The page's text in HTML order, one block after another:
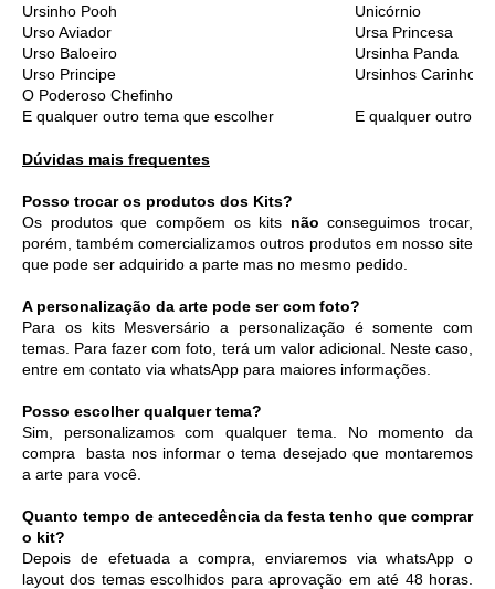
Ursinho Pooh
Unicórnio
Urso Aviador
Ursa Princesa
Urso Baloeiro
Ursinha Panda
Urso Principe
Ursinhos
O Poderoso Chefinho
E qualquer outro tema que escolher
E qualquer outro
Dúvidas mais frequentes
Posso trocar os produtos dos Kits?
Os produtos que compõem os kits não conseguimos trocar,
porém, também comercializamos outros produtos em nosso site
que pode ser adquirido a parte mas no mesmo pedido.
A personalização da arte pode ser com foto?
Para os kits Mesversário a personalização é somente com
temas. Para fazer com foto, terá um valor adicional. Neste caso,
entre em contato via whatsApp para maiores informações.
Posso escolher qualquer tema?
Sim, personalizamos com qualquer tema. No momento da
compra  basta nos informar o tema desejado que montaremos
a arte para você.
Quanto tempo de antecedência da festa tenho que comprar
o kit?
Depois de efetuada a compra, enviaremos via whatsApp o
layout dos temas escolhidos para aprovação em até 48 horas.